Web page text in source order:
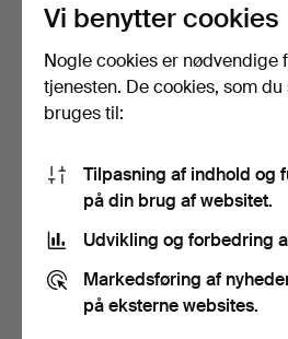
BJÖRN WECKSTRÖM.
Armbånd, "Lapinranne", 14…
18 bud
1.306 USD
16
Vi benytter cookies
Nogle cookies er nødvendige
tjenesten. De cookies, som
bruges til:
Tilpasning af indhold og
på din brug af websitet.
Udvikling og forbedring
Markedsføring af
på eksterne websites.